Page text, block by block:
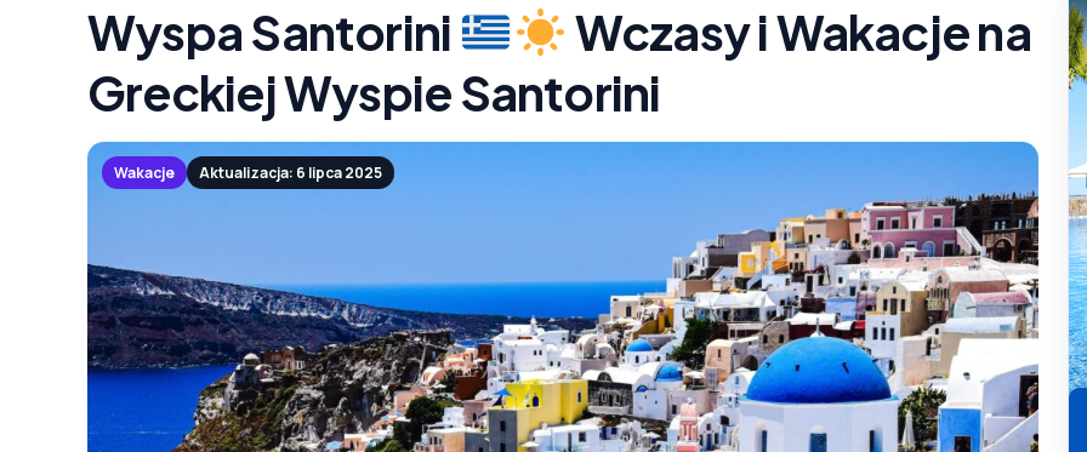
Wyspa Santorini
Wczasy i Wakacje na
Greckiej Wyspie Santorini
Wakacje Aktualizacja: 6 lipca 2025